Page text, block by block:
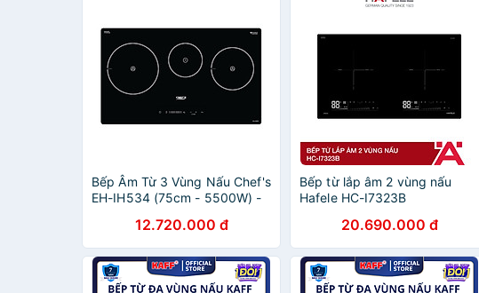
Bếp Âm Từ 3 Vùng Nấu Chef's
EH-IH534 (75cm - 5500W) -
12.720.000 đ
Bếp từ lắp âm 2 vùng nấu
Hafele HC-I7323B
20.690.000 đ